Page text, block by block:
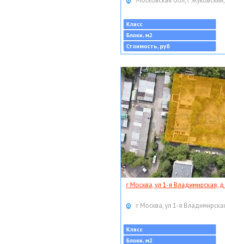
Класс
Блоки, м2
Стоимость, руб
г Москва, ул 1-я Владимирская, д
г Москва, ул 1-я
Класс
Блоки, м2